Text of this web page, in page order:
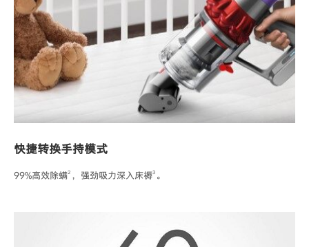
快捷转换手持模式
99%高效除螨2 ，强劲吸力深入床褥3 。